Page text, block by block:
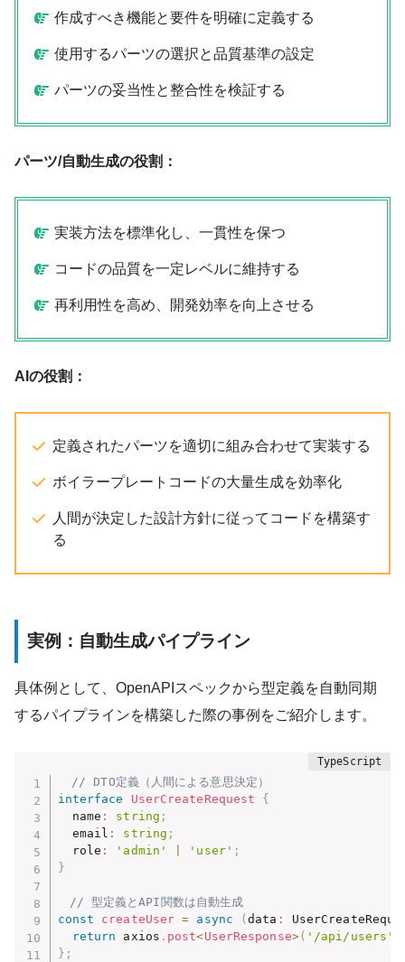
作成すべき機能と要件を明確に定義する
使用するパーツの選択と品質基準の設定
パーツの妥当性と整合性を検証する
パーツ/自動生成の役割：
実装方法を標準化し、一貫性を保つ
コードの品質を一定レベルに維持する
再利用性を高め、開発効率を向上させる
AIの役割：
定義されたパーツを適切に組み合わせて実装する
ボイラープレートコードの大量生成を効率化
人間が決定した設計方針に従ってコードを構築す
る
実例：自動生成パイプライン
具体例として、OpenAPIスペックから型定義を自動同期
するパイプラインを構築した際の事例をご紹介します。
// DTO定義（人間による意思決定）
interface
UserCreateRequest
{
  name
: string ;
  email
: string ;
  role
: 'admin' 'user' ;
}
// 型定義とAPI関数は自動生成
const
createUser = async (data :
return axios . post<UserResponse>( '/api/users'
} ;